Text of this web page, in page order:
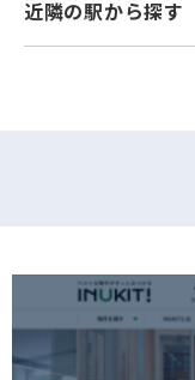
近隣の駅から探す